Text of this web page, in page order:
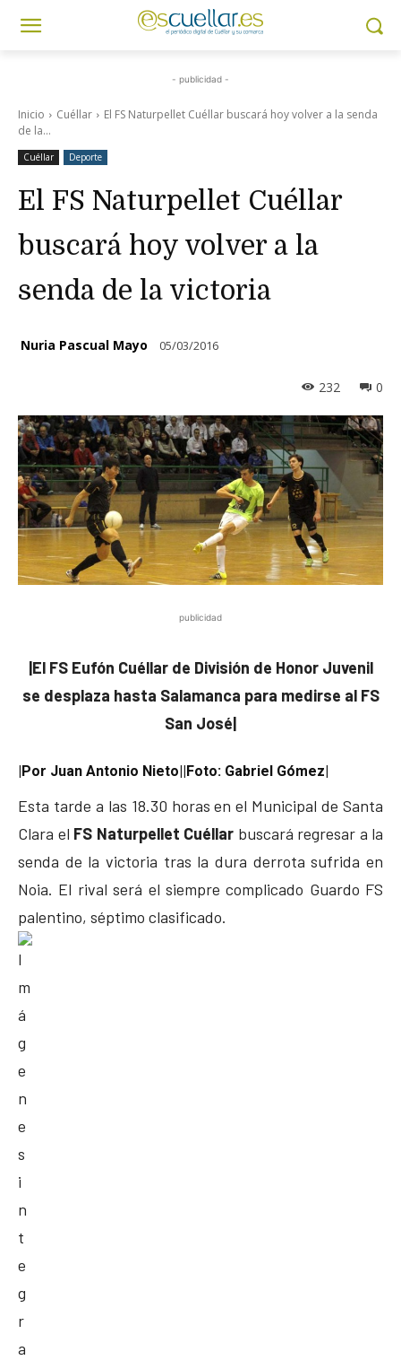
- publicidad -
Inicio Cuéllar
El FS Naturpellet Cuéllar buscará hoy volver a la senda
de la...
Cuéllar Deporte
El FS Naturpellet Cuéllar
buscará hoy volver a la
senda de la victoria
Nuria Pascual Mayo 05/03/2016
0
232
publicidad
|El FS Eufón Cuéllar de División de Honor Juvenil
se desplaza hasta Salamanca para medirse al FS
San José|
|Por Juan Antonio Nieto||Foto: Gabriel Gómez|
Esta tarde a las 18.30 horas en el Municipal de Santa
Clara el FS Naturpellet Cuéllar buscará regresar a la
senda de la victoria tras la dura derrota sufrida en
Noia. El rival será el siempre complicado Guardo FS
palentino, séptimo clasificado.